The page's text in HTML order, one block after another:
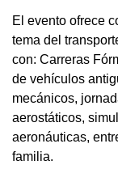
El evento ofrece
tema del
con: Carreras
de vehículos
mecánicos,
aerostáticos,
aeronáuticas,
familia.